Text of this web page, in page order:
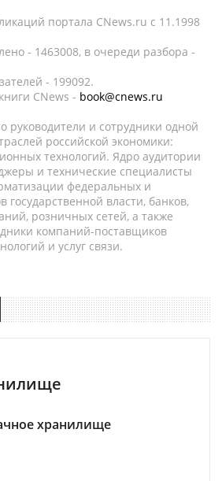
портала CNews.ru c 11.1998
- 1463008, в очереди разбора -
- 199092.
CNews - book@cnews.ru
руководители и сотрудники одной
российской экономики:
технологий. Ядро аудитории
и технические специалисты
федеральных и
государственной власти, банков,
розничных сетей, а также
компаний-поставщиков
и услуг связи.
хранилище